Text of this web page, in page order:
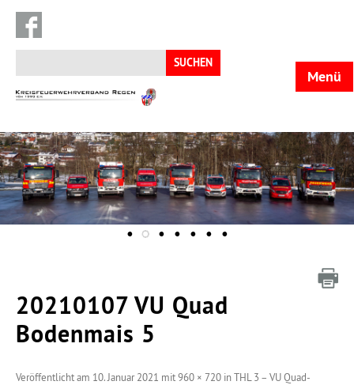
Suchen
nach:
KFV
Menü
20210107 VU Quad
Bodenmais 5
Veröffentlicht am 10. Januar 2021 mit960 × 720 inTHL 3 – VU Quad-